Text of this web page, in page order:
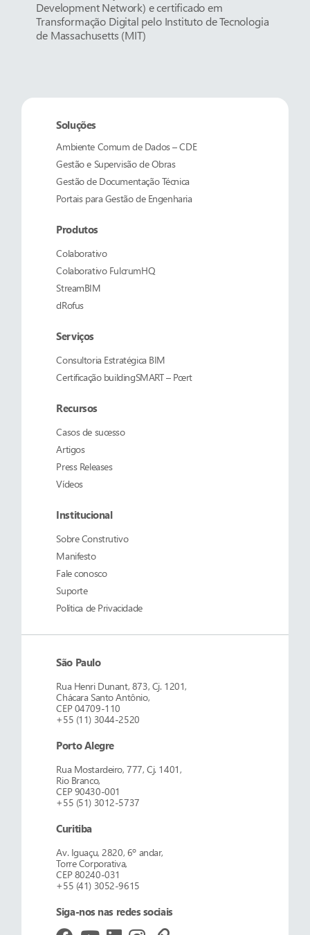
Development Network) e certificado em
Transformação Digital pelo Instituto de Tecnologia
de Massachusetts (MIT)
Soluções
Ambiente Comum de Dados – CDE
Gestão e Supervisão de Obras
Gestão de Documentação Técnica
Portais para Gestão de Engenharia
Produtos
Colaborativo
Colaborativo FulcrumHQ
StreamBIM
dRofus
Serviços
Consultoria Estratégica BIM
Certificação buildingSMART – Pcert
Recursos
Casos de sucesso
Artigos
Press Releases
Vídeos
Institucional
SobreConstrutivo
Manifesto
Fale conosco
Suporte
Política de Privacidade
São Paulo
Rua Henri Dunant, 873, Cj. 1201,
Chácara Santo Antônio,
CEP 04709-110
+55 (11) 3044-2520
Porto Alegre
Rua Mostardeiro, 777, Cj. 1401,
Rio Branco,
CEP 90430-001
+55 (51) 3012-5737
Curitiba
Av. Iguaçu, 2820, 6º andar,
Torre Corporativa,
CEP 80240-031
+55 (41) 3052-9615
Siga-nos nas redes sociais